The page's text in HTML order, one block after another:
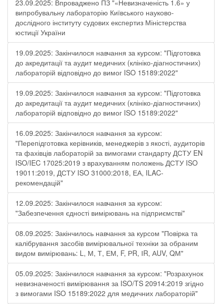
23.09.2025: Впроваджено ПЗ "«Невизначеність 1.6» у
випробувальну лабораторію Київського науково-
дослідного інституту судових експертиз Міністерства
юстиції України
19.09.2025: Закінчилося навчання за курсом: "Підготовка
до акредитації та аудит медичних (клініко-діагностичних)
лабораторій відповідно до вимог ISO 15189:2022"
19.09.2025: Закінчилося навчання за курсом: "Підготовка
до акредитації та аудит медичних (клініко-діагностичних)
лабораторій відповідно до вимог ISO 15189:2022"
16.09.2025: Закінчилося навчання за курсом:
"Перепідготовка керівників, менеджерів з якості, аудиторів
та фахівців лабораторій за вимогами стандарту ДСТУ EN
ISO/IEC 17025:2019 з врахуванням положень ДСТУ ISO
19011:2019, ДСТУ ISO 31000:2018, ЕА, ILAC-
рекомендацій"
12.09.2025: Закінчилося навчання за курсом:
"Забезпечення єдності вимірювань на підприємстві"
08.09.2025: Закінчилось навчання за курсом "Повірка та
калібрування засобів вимірювальної техніки за обраним
видом вимірювань: L, М, Т, ЕМ, F, РR, ІR, АUV, QМ"
05.09.2025: Закінчилося навчання за курсом: "Розрахунок
невизначеності вимірювання за ISO/TS 20914:2019 згідно
з вимогами ISO 15189:2022 для медичних лабораторій"